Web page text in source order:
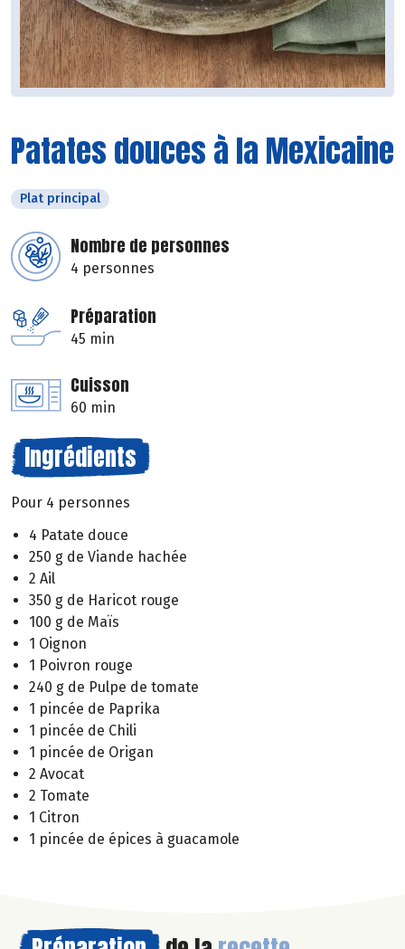
Patates douces à la Mexicaine
Plat principal
Nombre de personnes
4 personnes
Préparation
45 min
Cuisson
60 min
Ingrédients
Pour 4 personnes
4 Patate douce
250 g de Viande hachée
2 Ail
350 g de Haricot rouge
100 g de Maïs
1 Oignon
1 Poivron rouge
240 g de Pulpe de tomate
1 pincée de Paprika
1 pincée de Chili
1 pincée de Origan
2 Avocat
2 Tomate
1 Citron
1 pincée de épices à guacamole